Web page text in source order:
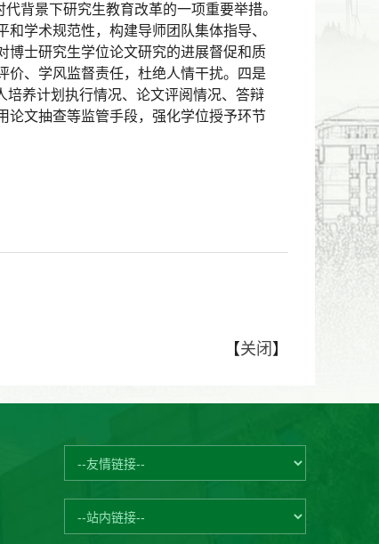
背景下研究生教育改革的一项重要举措。
学术规范性，构建导师团队集体指导、
博士研究生学位论文研究的进展督促和质
价、学风监督责任，杜绝人情干扰。四是
养计划执行情况、论文评阅情况、答辩
论文抽查等监管手段，强化学位授予环节
【关闭 】